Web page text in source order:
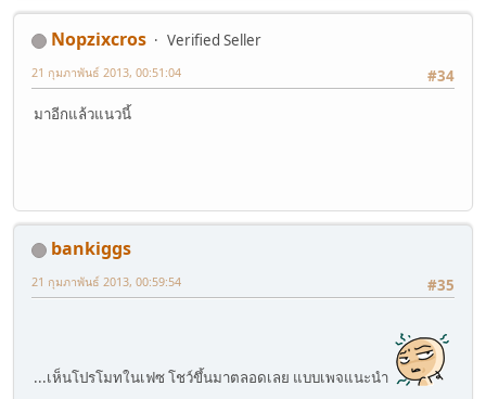
Nopzixcros
Verified Seller
#34
21 กุมภาพันธ์ 2013, 00:51:04
มาอีกแล้วแนวนี้
bankiggs
#35
21 กุมภาพันธ์ 2013, 00:59:54
...เห็นโปรโมทในเฟซ โชว์ขึ้นมาตลอดเลย แบบเพจแนะนำ